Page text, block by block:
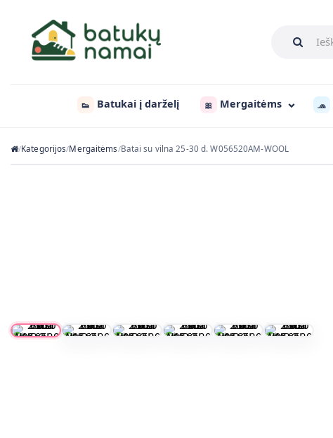
👟 Batukai į darželį 🎀 Mergaitėms 🧢
/Kategorijos/Mergaitėms/Batai su vilna 25-30 d. W056520AM-WOOL